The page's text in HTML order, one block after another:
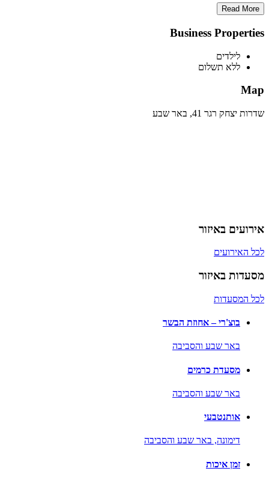
Read More
Business Properties
לילדים
ללא תשלום
Map
שדרות יצחק רגר 41, באר שבע
אירועים באיזור
לכל האירועים
מסעדות באיזור
לכל המסעדות
בוצ'רי – אחוזת הבשר
באר שבע והסביבה
מסעדת כרמים
באר שבע והסביבה
אותנטבעי
דימונה, באר שבע והסביבה
זמן איכות